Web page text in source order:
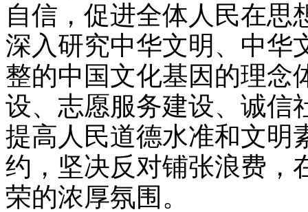
自信，促进全体人民在思
深入研究中华文明、中华
整的中国文化基因的理念
设、志愿服务建设、诚信
提高人民道德水准和文明
约，坚决反对铺张浪费，
荣的浓厚氛围。